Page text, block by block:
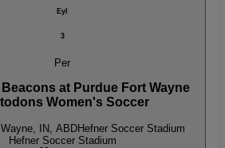
Eyl
3
Per
at Purdue Fort Wayne
Women's Soccer
IN, ABDHefner Soccer Stadium
Hefner Soccer Stadium